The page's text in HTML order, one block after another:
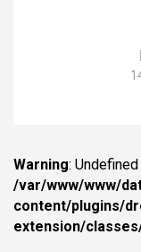
Warning:
/var/www/www/
content/plugins/
extension/